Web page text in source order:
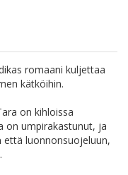
romaani kuljettaa
kätköihin.
on kihloissa
on umpirakastunut, ja
että luonnonsuojeluun,